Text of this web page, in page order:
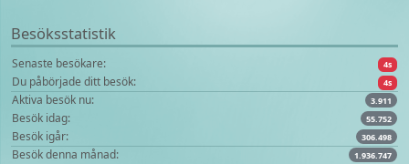
Besöksstatistik
Senaste besökare: 4s
Du påbörjade ditt besök: 4s
Aktiva besök nu: 3.911
Besök idag: 55.752
Besök igår: 306.498
Besök denna månad: 1.936.747